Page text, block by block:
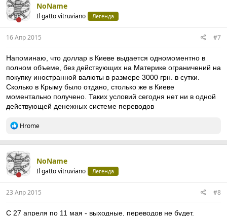
NoName
Il gatto vitruviano Легенда
16 Апр 2015 #7
Напоминаю, что доллар в Киеве выдается одномоментно в
полном объеме, без действующих на Материке ограничений на
покупку иностранной валюты в размере 3000 грн. в сутки.
Сколько в Крыму было отдано, столько же в Киеве
моментально получено. Таких условий сегодня нет ни в одной
действующей денежных системе переводов
Р
к
ц
и
и
:
Hrome
NoName
Il gatto vitruviano Легенда
23 Апр 2015 #8
C 27 апреля по 11 мая - выходные, переводов не будет.